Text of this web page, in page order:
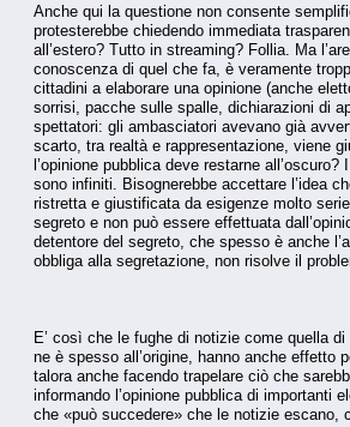
Anche qui la questione non consente
protesterebbe chiedendo immediata
all’estero? Tutto in streaming? Follia. Ma
conoscenza di quel che fa, è veramente
cittadini a elaborare una opinione (anche
sorrisi, pacche sulle spalle, dichiarazioni di
spettatori: gli ambasciatori avevano già
scarto, tra realtà e rappresentazione, viene
l’opinione pubblica deve restarne
sono infiniti. Bisognerebbe accettare l’idea
ristretta e giustificata da esigenze molto
segreto e non può essere effettuata
detentore del segreto, che spesso è anche
obbliga alla segretazione, non risolve il
E’ così che le fughe di notizie come quella
ne è spesso all’origine, hanno anche effetto
talora anche facendo trapelare ciò che
informando l’opinione pubblica di importanti
che «può succedere» che le notizie escano,